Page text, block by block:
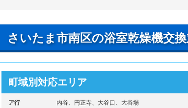
さいたま市南区の浴室乾燥機交
町域別対応エリア
ア行 内谷、円正寺、大谷口、大谷場